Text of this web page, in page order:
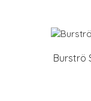
Burströ